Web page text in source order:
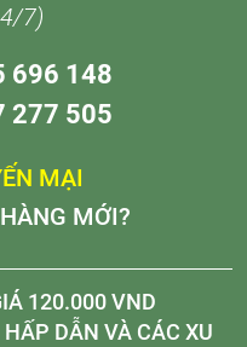
7)
696 148
277 505
MẠI
MỚI?
120.000 VND
DẪN VÀ CÁC XU